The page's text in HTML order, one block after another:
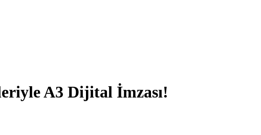
A3 Dijital İmzası!